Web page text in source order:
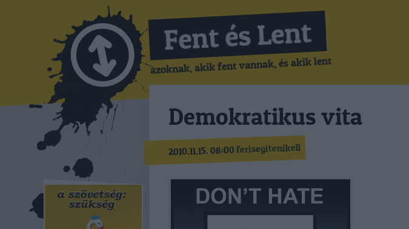
Fent és Lent
azoknak, akik fent vannak, és akik lent
Demokratikus vita
2010.11.15. 08:00ferisegitenikell